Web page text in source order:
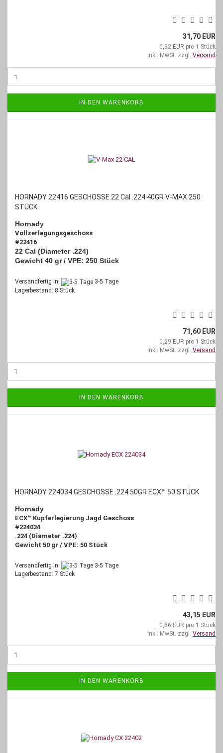
31,70 EUR
0,32 EUR pro 1 Stück
inkl. MwSt. zzgl. Versand
IN DEN WARENKORB
HORNADY 22416 GESCHOSSE 22 Cal .224 40GR V-MAX 250
STÜCK
Hornady
Vollzerlegungsgeschoss
#22416
22 Cal (Diameter .224)
Gewicht 40 gr / VPE: 250 Stück
Versandfertig in:
3-5 Tage
Lagerbestand: 8 Stück
71,60 EUR
0,29 EUR pro 1 Stück
inkl. MwSt. zzgl. Versand
IN DEN WARENKORB
HORNADY 224034 GESCHOSSE .224 50GR ECX™ 50 STÜCK
Hornady
ECX™ Kupferlegierung Jagd Geschoss
#224034
.224 (Diameter .224)
Gewicht 50 gr / VPE: 50 Stück
Versandfertig in:
3-5 Tage
Lagerbestand: 7 Stück
43,15 EUR
0,86 EUR pro 1 Stück
inkl. MwSt. zzgl. Versand
IN DEN WARENKORB